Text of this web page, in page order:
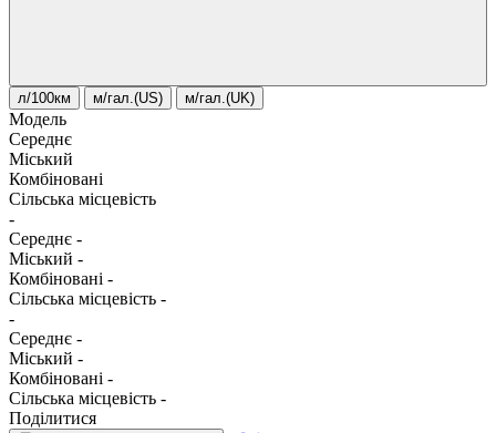
л/100км м/гал.(US) м/гал.(UK)
Модель
Середнє
Міський
Комбіновані
Сільська місцевість
-
Середнє -
Міський -
Комбіновані -
Сільська місцевість -
-
Середнє -
Міський -
Комбіновані -
Сільська місцевість -
Поділитися